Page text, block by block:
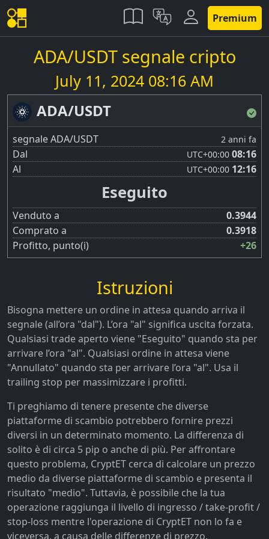
Premium
ADA/USDT segnale cripto
July 11, 2024 08:16 AM
ADA/USDT
segnale ADA/USDT 2 anni fa
Dal UTC+00:00 08:16
Al
UTC+00:00 12:16
Eseguito
Venduto a
0.3944
Comprato a
0.3918
Profitto, punto(i)
+26
Istruzioni
Bisogna mettere un ordine in attesa quando arriva il
segnale (all’ora "dal"). L’ora "al" significa uscita forzata.
Qualsiasi trade aperto viene "Eseguito" quando sta per
arrivare l’ora "al". Qualsiasi ordine in attesa viene
"Annullato" quando sta per arrivare l’ora "al". Usa il
trailing stop per massimizzare i profitti.
Ti preghiamo di tenere presente che diverse
piattaforme di scambio potrebbero fornire prezzi
diversi in un determinato momento. La differenza di
solito è di circa 5 pip o anche di più. Per affrontare
questo problema, CryptET cerca di calcolare un prezzo
medio da diverse piattaforme di scambio e presenta il
risultato "medio". Tuttavia, è possibile che la tua
operazione raggiunga il livello di ingresso / take-profit /
stop-loss mentre l'operazione di CryptET non lo fa e
viceversa, a causa delle differenze di prezzo.